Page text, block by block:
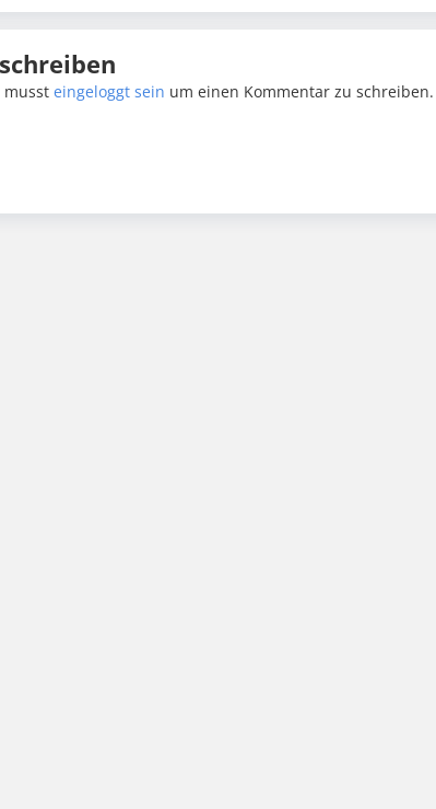
mussteingeloggt sein um einen Kommentar zu schreiben.